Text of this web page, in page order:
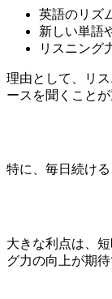
英語のリズ
新しい単語
リスニング
理由として、リ
ースを聞くことが
特に、毎日続け
大きな利点は、
グ力の向上が期待